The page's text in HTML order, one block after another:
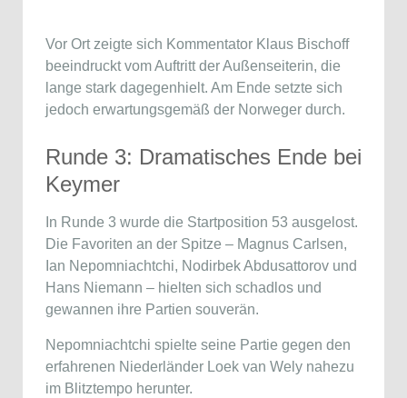
Vor Ort zeigte sich Kommentator Klaus Bischoff
beeindruckt vom Auftritt der Außenseiterin, die
lange stark dagegenhielt. Am Ende setzte sich
jedoch erwartungsgemäß der Norweger durch.
Runde 3: Dramatisches Ende bei
Keymer
In Runde 3 wurde die Startposition 53 ausgelost.
Die Favoriten an der Spitze – Magnus Carlsen,
Ian Nepomniachtchi, Nodirbek Abdusattorov und
Hans Niemann – hielten sich schadlos und
gewannen ihre Partien souverän.
Nepomniachtchi spielte seine Partie gegen den
erfahrenen Niederländer Loek van Wely nahezu
im Blitztempo herunter.